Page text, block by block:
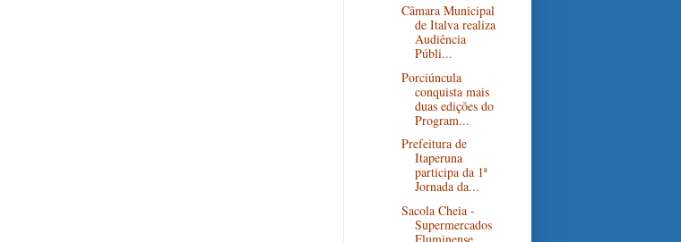
Câmara Municipal
de Italva realiza
Audiência
Públi...
Porciúncula
conquista mais
duas edições do
Program...
Prefeitura de
Itaperuna
participa da 1ª
Jornada da...
Sacola Cheia -
Supermercados
Fluminense